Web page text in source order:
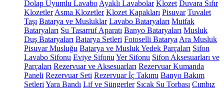
Dolap Uyumlu Lavabo Ayaklı Lavabolar Klozet Duvara Sıfır
Klozetler Asma Klozetler Klozet Kapakları Pisuvar Tuvalet
Taşı Batarya ve Musluklar Lavabo Bataryaları Mutfak
Bataryaları Su Tasarruf Aparatı Banyo Bataryaları Musluk
Duş Bataryaları Batarya Setleri Fotoselli Batarya Ara Musluk
Pisuvar Musluğu Batarya ve Musluk Yedek Parçaları Sifon
Lavabo Sifonu Eviye Sifonu Yer Sifonu Sifon Aksesuarları ve
Parçaları Rezervuar ve Aksesuarları Rezervuar Kumanda
Paneli Rezervuar Seti Rezervuar İç Takımı Banyo Bakım
Setleri Yara Bandı Lif ve Süngerler Sıcak Su Torbası Cımbız